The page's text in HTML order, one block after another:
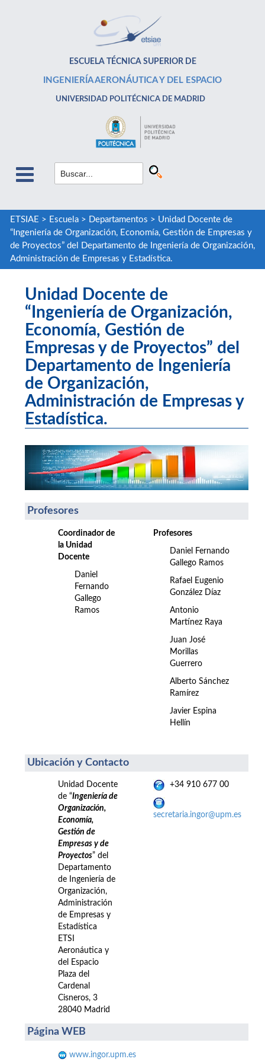
ESCUELA TÉCNICA SUPERIOR DE
INGENIERÍA AERONÁUTICA Y DEL ESPACIO
UNIVERSIDAD POLITÉCNICA DE MADRID
ETSIAE > Escuela> Departamentos > Unidad Docente de
“Ingeniería de Organización, Economía, Gestión de Empresas y
de Proyectos” del Departamento de Ingeniería de Organización,
Administración de Empresas y Estadística.
Unidad Docente de
“Ingeniería de Organización,
Economía, Gestión de
Empresas y de Proyectos” del
Departamento de Ingeniería
de Organización,
Administración de Empresas y
Estadística.
Profesores
Coordinador de
la Unidad
Docente
Daniel
Fernando
Gallego
Ramos
Profesores
Daniel Fernando
Gallego Ramos
Rafael Eugenio
González Díaz
Antonio
Martínez Raya
Juan José
Morillas
Guerrero
Alberto Sánchez
Ramírez
Javier Espina
Hellín
Ubicación y Contacto
Unidad Docente
de “Ingeniería de
Organización,
Economía,
Gestión de
Empresas y de
Proyectos” del
Departamento
de Ingeniería de
Organización,
Administración
de Empresas y
Estadística
ETSI
Aeronáutica y
del Espacio
Plaza del
Cardenal
Cisneros, 3
28040 Madrid
+34 910 677 00
secretaria.ingor@upm.es
Página WEB
www.ingor.upm.es